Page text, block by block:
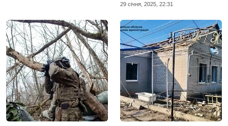
29 сiчня, 2025, 22:31